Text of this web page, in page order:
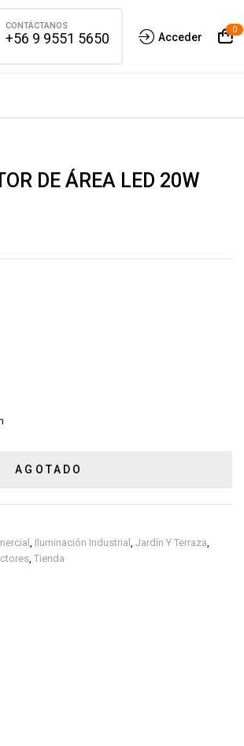
CONTÁCTANOS
+56 9 9551 5650 Acceder
0
DE ÁREA LED 20W
AGOTADO
, Iluminación Industrial , Jardín Y Terraza,
, Tienda